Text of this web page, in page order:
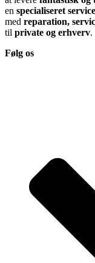
en specialiseret
med reparation,
til private og erhverv.
Følg os